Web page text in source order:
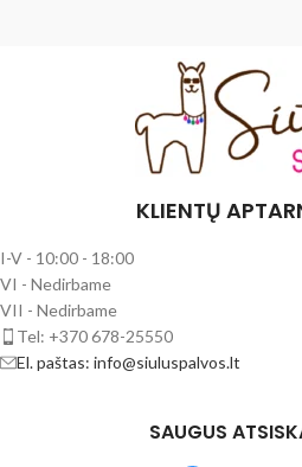
KLIENTŲ
I-V - 10:00 - 18:00
VI - Nedirbame
VII - Nedirbame
Tel: +370 678-25550
El. paštas: info@siuluspalvos.lt
SAUGUS